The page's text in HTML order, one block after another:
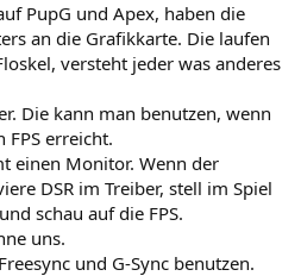
PupG und Apex, haben die
an die Grafikkarte. Die laufen
versteht jeder was anderes
Die kann man benutzen, wenn
erreicht.
einen Monitor. Wenn der
DSR im Treiber, stell im Spiel
schau auf die FPS.
uns.
und G-Sync benutzen.